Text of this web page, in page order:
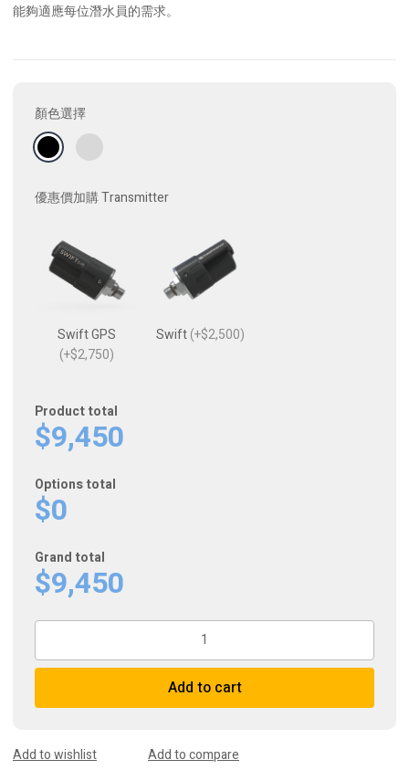
能夠適應每位潛水員的需求。
顏色選擇
優惠價加購 Transmitter
Swift GPS
(+$2,750)
Swift(+$2,500)
Product total
$9,450
Options total
$0
Grand total
$9,450
Shearwater
3
貨
quantity
Add to cart
Add to wishlist Add to compare